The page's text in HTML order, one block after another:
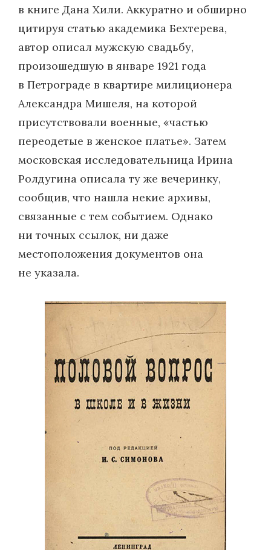
в книге Дана Хили. Аккуратно и обширно
цитируя статью академика Бехтерева,
автор описал мужскую свадьбу,
произошедшую в январе 1921 года
в Петрограде в квартире милиционера
Александра Мишеля, на которой
присутствовали военные, «частью
переодетые в женское платье». Затем
московская исследовательница Ирина
Ролдугина описала ту же вечеринку,
сообщив, что нашла некие архивы,
связанные с тем событием. Однако
ни точных ссылок, ни даже
местоположения документов она
не указала.